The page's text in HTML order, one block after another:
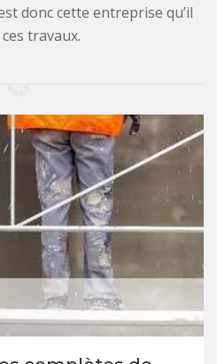
donc cette entreprise qu’il
travaux.